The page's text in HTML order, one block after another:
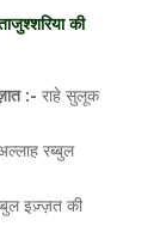
की
:- राहे सुलूक
रब्बुल
इज़्ज़त की